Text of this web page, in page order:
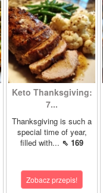
Keto Thanksgiving:
7...
Thanksgiving is such a
special time of year,
filled with... ⇖ 169
Zobacz przepis!